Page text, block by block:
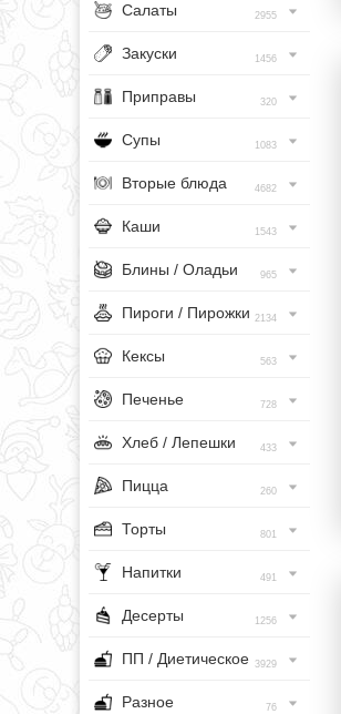
Салаты 2955
Закуски 1456
Приправы 320
Супы 1083
Вторые блюда 4682
Каши 1543
Блины / Оладьи 965
Пироги / Пирожки 2134
Кексы 563
Печенье 728
Хлеб / Лепешки 433
Пицца 260
Торты 801
Напитки 491
Десерты 1256
ПП / Диетическое 3929
Разное 76